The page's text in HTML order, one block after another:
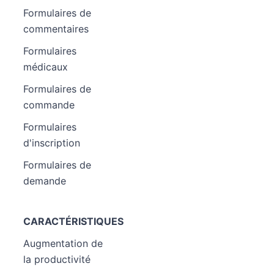
Formulaires de
commentaires
Formulaires
médicaux
Formulaires de
commande
Formulaires
d'inscription
Formulaires de
demande
CARACTÉRISTIQUES
Augmentation de
la productivité